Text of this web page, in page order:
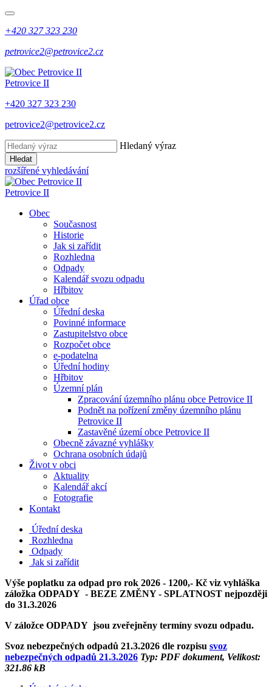
+420 327 323 230
petrovice2@petrovice2.cz
Petrovice II
+420 327 323 230
petrovice2@petrovice2.cz
Hledaný výraz
Hledat
rozšířené vyhledávání
Petrovice II
Obec
Současnost
Historie
Jak si zařídit
Rozhledna
Odpady
Kalendář svozu odpadu
Hřbitov
Úřad obce
Úřední deska
Povinné informace
Zastupitelstvo obce
Rozpočet obce
e-podatelna
Úřední hodiny
Hřbitov
Územní plán
Zpracování územního plánu obce Petrovice II
Podnět na pořízení změny územního plánu
Petrovice II
Zastavěné území obce Petrovice II
Obecně závazné vyhlášky
Ochrana osobních údajů
Život v obci
Aktuality
Kalendář akcí
Fotografie
Kontakt
Úřední deska
Rozhledna
Odpady
Jak si zařídit
Výše poplatku za odpad pro rok 2026 - 1200,- Kč viz vyhláška
záložka ODPADY - BEZE ZMĚNY - SPLATNOST nejpozději
do 31.3.2026
V záložce ODPADY jsou zveřejněny termíny svozu odpadu.
Svoz nebezpečných odpadů 21.3.2026 dle rozpisu svoz
nebezpečných odpadů 21.3.2026 Typ: PDF dokument, Velikost:
321.86 kB